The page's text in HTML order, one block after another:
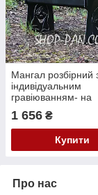
Мангал розбірний
індивідуальним
гравіюванням- на
подарунок
1 656 ₴
Купити
Про нас